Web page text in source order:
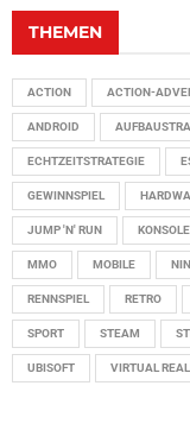
THEMEN
ACTION ACTION-
ANDROID
ECHTZEITSTRATEGIE
GEWINNSPIEL
JUMP 'N' RUN KONSOLE
MMO MOBILE
RENNSPIEL RETRO
SPORT STEAM
UBISOFT VIRTUAL